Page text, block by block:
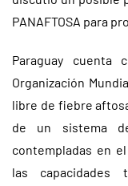
PANAFTOSA para
Paraguay
Organización
libre de fiebre
de un sistema
contempladas en
las capacidades